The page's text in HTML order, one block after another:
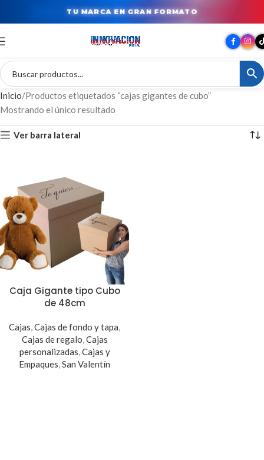
TU MARCA EN GRAN FORMATO
Inicio Productos etiquetados “cajas gigantes de cubo”
Mostrando el único resultado
Ver barra lateral
Caja Gigante tipo Cubo
de 48cm
Cajas,Cajas de fondo y tapa,
Cajas de regalo,Cajas
personalizadas,Cajas y
Empaques,San Valentín